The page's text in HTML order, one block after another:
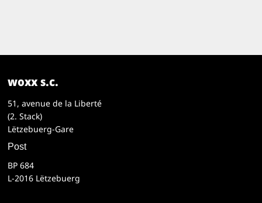
woxx s.c.
51, avenue de la Liberté
(2. Stack)
Lëtzebuerg-Gare
Post
BP 684
L-2016 Lëtzebuerg